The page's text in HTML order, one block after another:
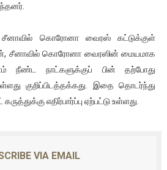
சீனாவில் கொரோனா வைரஸ் கட்டுக்குள்
சீனாவில் கொரோனா வைரஸின் மையமாக
நீண்ட நாட்களுக்குப் பின் தற்போது
குறிப்பிடத்தக்கது. இதை தொடர்ந்து
எதிர்பார்ப்பு ஏற்பட்டு உள்ளது.
VIA EMAIL